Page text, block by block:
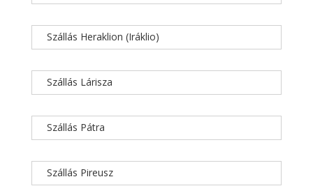
Szállás Heraklion (Iráklio)
Szállás Lárisza
Szállás Pátra
Szállás Pireusz